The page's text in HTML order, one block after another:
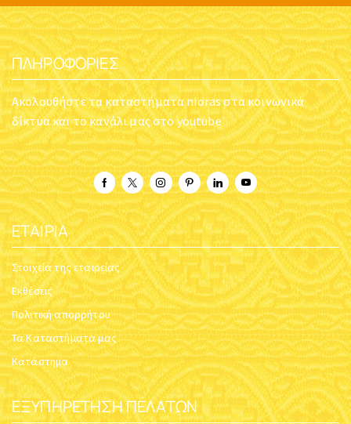
ΠΛΗΡΟΦΟΡΊΕΣ
Ακολουθήστε τα καταστήματα nioras στα κοινωνικά
δίκτυα και το κανάλι μας στο youtube
ΕΤΑΙΡΊΑ
Στοιχεία της εταιρείας
Εκθέσεις
Πολιτική απορρήτου
Τα Καταστήματα μας
Κατάστημα
ΕΞΥΠΗΡΈΤΗΣΗ ΠΕΛΑΤΏΝ